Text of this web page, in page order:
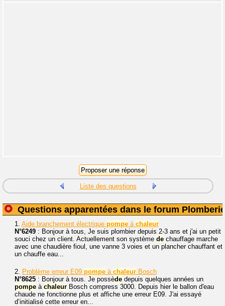
Liste des questions
Questions apparentées dans le forum Plomberie
1. Aide branchement électrique pompe à chaleur
N°6249 : Bonjour à tous, Je suis plombier depuis 2-3 ans et j'ai un petit
souci chez un client. Actuellement son système de chauffage marche
avec une chaudière fioul, une vanne 3 voies et un plancher chauffant et
un chauffe eau...
2. Problème erreur E09 pompe à chaleur Bosch
N°8625 : Bonjour à tous. Je possède depuis quelques années un
pompe à chaleur Bosch compress 3000. Depuis hier le ballon d'eau
chaude ne fonctionne plus et affiche une erreur E09. J'ai essayé
d’initialisé cette erreur en...